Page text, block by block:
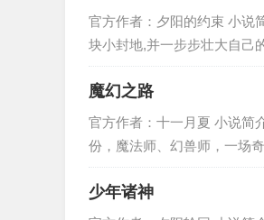
官方作者：夕阳的约束 小说
块小封地,并一步步壮大自己
魔幻之路
官方作者：十一月夏 小说简
份，魔法师、幻兽师，一场
少年诸神